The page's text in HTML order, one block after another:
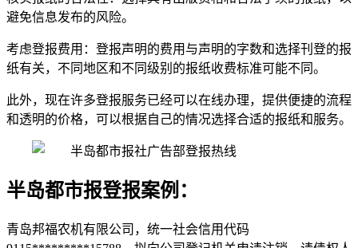
避免信息发布的风险。
考虑登报费用：登报声明的费用与声明的字数和选择刊登的报
纸有关，不同地区和不同级别的报纸收费标准可能不同。
此外，现在许多登报服务已经可以在线办理，提供便捷的流程
和透明的价格，可以根据自己的情况选择合适的报纸和服务。
半岛都市报登报案例：
青岛邦福农机有限公司，统一社会信用代码